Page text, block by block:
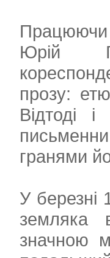
Працюючи
Юрій
прозу:
Відтоді
гранями
У березні
земляка
значною